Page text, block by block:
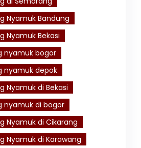
Nyamuk Bandung
Nyamuk Bekasi
nyamuk bogor
nyamuk depok
Nyamuk di Bekasi
nyamuk di bogor
Nyamuk di Cikarang
Nyamuk di Karawang